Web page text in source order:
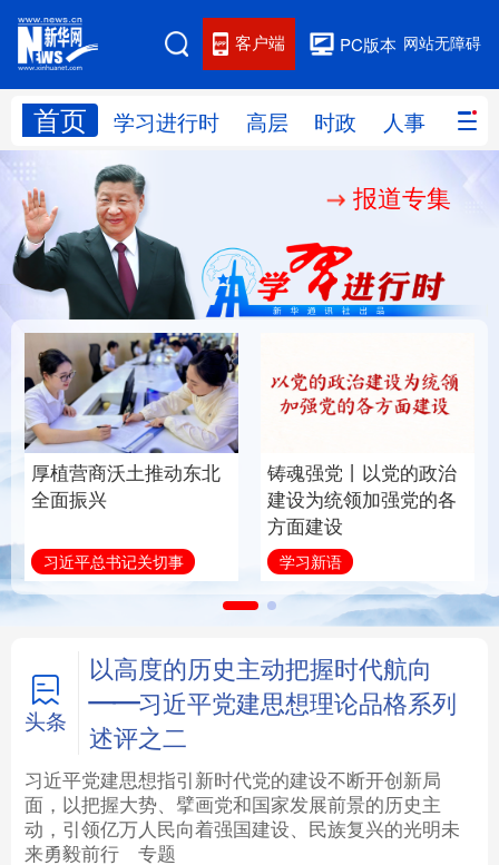
网站无障碍
PC版本
客户端
首页 学习进行时 高层 时政 人事 国际
网站地图
学习进行时 人事
国际 财经 网评
思客智库 全球连线 教育
科技 科创 量子 体育
文化 书画
访谈 视频 图片 政务
信息化 数字经济
学术中国 乡村振兴 银龄 溯源中国
城市 旅游 能源 会展
彩票 娱乐 时尚 悦读
公益 一带一路 亚太网 上市公司
报道专集
厚植营商沃土推动东北
全面振兴
习近平总书记关切事
铸魂强党丨以党的政治
建设为统领加强党的各
方面建设
学习新语
头条
以高度的历史主动把握时代航向
——习近平党建思想理论品格系列
述评之二
习近平党建思想指引新时代党的建设不断开创新局
面，以把握大势、擘画党和国家发展前景的历史主
动，引领亿万人民向着强国建设、民族复兴的光明未
来勇毅前行
专题